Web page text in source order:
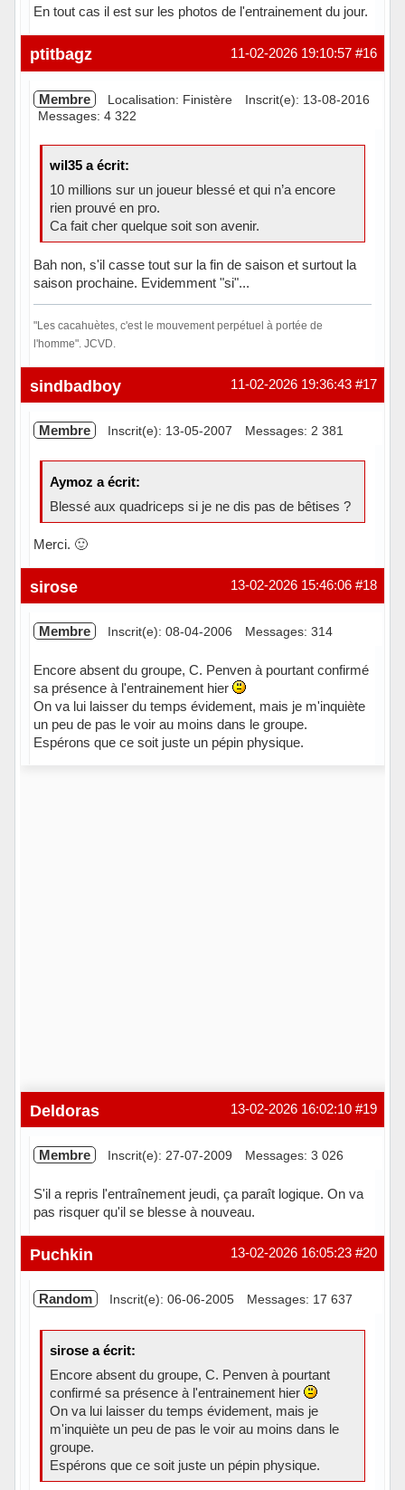
En tout cas il est sur les photos de l'entrainement du jour.
Hors ligne #16
11-02-2026 19:10:57
ptitbagz
Membre Localisation: Finistère
Inscrit(e): 13-08-2016
Messages: 4 322
wil35 a écrit:
10 millions sur un joueur blessé et qui n’a encore
rien prouvé en pro.
Ca fait cher quelque soit son avenir.
Bah non, s'il casse tout sur la fin de saison et surtout la
saison prochaine. Evidemment "si"...
"Les cacahuètes, c'est le mouvement perpétuel à portée de
l'homme". JCVD.
Hors ligne #17
11-02-2026 19:36:43
sindbadboy
Membre Inscrit(e): 13-05-2007 Messages: 2 381
Aymoz a écrit:
Blessé aux quadriceps si je ne dis pas de bêtises ?
Merci. 🙂
Hors ligne #18
13-02-2026 15:46:06
sirose
Membre Inscrit(e): 08-04-2006 Messages: 314
Encore absent du groupe, C. Penven à pourtant confirmé
sa présence à l'entrainement hier
On va lui laisser du temps évidement, mais je m'inquiète
un peu de pas le voir au moins dans le groupe.
Espérons que ce soit juste un pépin physique.
#19
13-02-2026 16:02:10
Deldoras
Membre Inscrit(e): 27-07-2009 Messages: 3 026
S'il a repris l'entraînement jeudi, ça paraît logique. On va
pas risquer qu'il se blesse à nouveau.
Hors ligne #20
13-02-2026 16:05:23
Puchkin
Random Inscrit(e): 06-06-2005 Messages: 17 637
sirose a écrit:
Encore absent du groupe, C. Penven à pourtant
confirmé sa présence à l'entrainement hier
On va lui laisser du temps évidement, mais je
m'inquiète un peu de pas le voir au moins dans le
groupe.
Espérons que ce soit juste un pépin physique.